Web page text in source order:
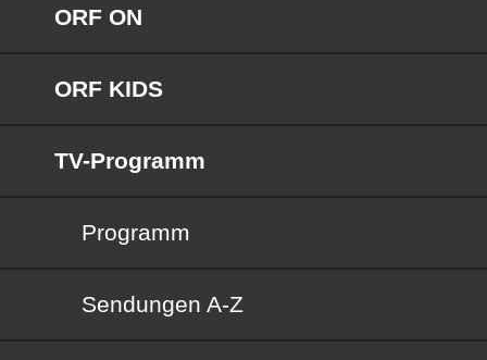
ORF ON
ORF KIDS
TV-Programm
Programm
Sendungen von A bis Z
Sendungen A-Z